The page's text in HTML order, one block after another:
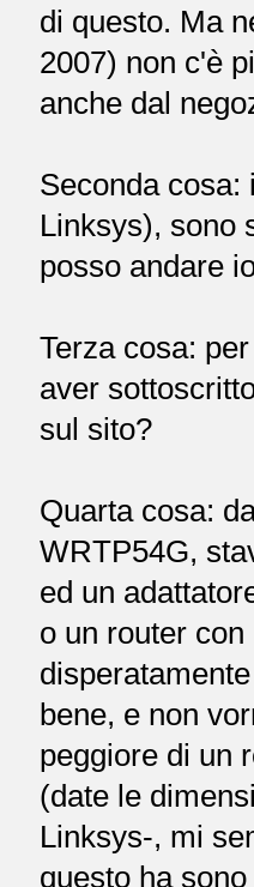
di questo. Ma
2007) non c'è
anche dal
Seconda cosa:
Linksys), sono
posso andare
Terza cosa:
aver
sul sito?
Quarta cosa:
WRTP54G,
ed un
o un router
bene, e non
peggiore di un
(date le
Linksys-, mi
questo ha